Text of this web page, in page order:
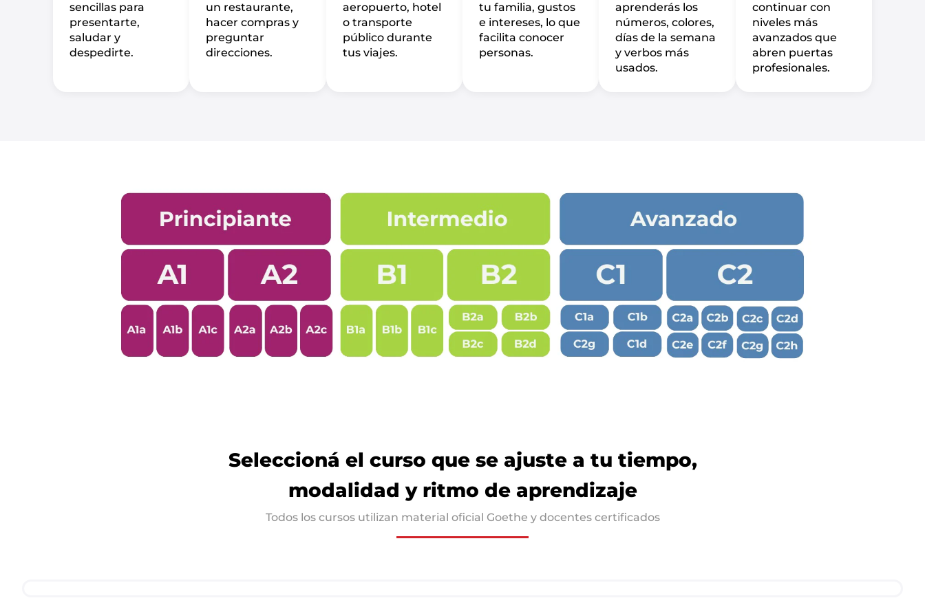
sencillas para
presentarte,
saludar y
despedirte.
un restaurante,
hacer compras y
preguntar
direcciones.
aeropuerto, hotel
o transporte
público durante
tus viajes.
tu familia, gustos
e intereses, lo que
facilita conocer
personas.
aprenderás los
números, colores,
días de la semana
y verbos más
usados.
continuar con
niveles más
avanzados que
abren puertas
profesionales.
Seleccioná el curso que se ajuste a tu tiempo,
modalidad y ritmo de aprendizaje
Todos los cursos utilizan material oficial Goethe y docentes certificados